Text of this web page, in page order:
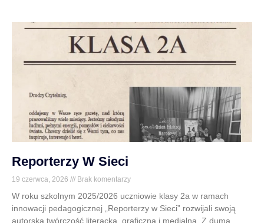
Reporterzy W Sieci
19 czerwca, 2026 Brak komentarzy
W roku szkolnym 2025/2026 uczniowie klasy 2a w ramach
innowacji pedagogicznej „Reporterzy w Sieci” rozwijali swoją
autorską twórczość literacką, graficzną i medialną. Z dumą